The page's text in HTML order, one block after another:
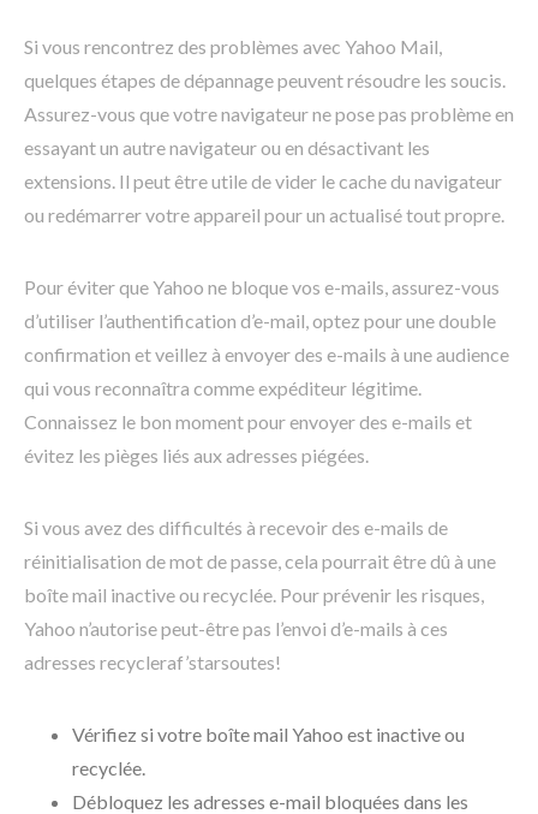
Si vous rencontrez des problèmes avec Yahoo Mail,
quelques étapes de dépannage peuvent résoudre les soucis.
Assurez-vous que votre navigateur ne pose pas problème en
essayant un autre navigateur ou en désactivant les
extensions. Il peut être utile de vider le cache du navigateur
ou redémarrer votre appareil pour un actualisé tout propre.
Pour éviter que Yahoo ne bloque vos e-mails, assurez-vous
d’utiliser l’authentification d’e-mail, optez pour une double
confirmation et veillez à envoyer des e-mails à une audience
qui vous reconnaîtra comme expéditeur légitime.
Connaissez le bon moment pour envoyer des e-mails et
évitez les pièges liés aux adresses piégées.
Si vous avez des difficultés à recevoir des e-mails de
réinitialisation de mot de passe, cela pourrait être dû à une
boîte mail inactive ou recyclée. Pour prévenir les risques,
Yahoo n’autorise peut-être pas l’envoi d’e-mails à ces
adresses recycleraf’starsoutes!
Vérifiez si votre boîte mail Yahoo est inactive ou
recyclée.
Débloquez les adresses e-mail bloquées dans les